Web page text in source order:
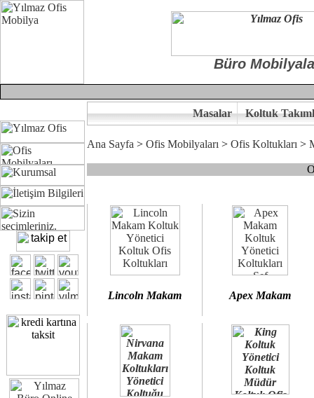
Büro
Ofisinizin dekorasyonunda ergonomi ve kaliteye önem
Çünkü sitemizde bulunan seçkin bürosit, goldsit ve modern
Size yakışan ofis koltuk tasarımına gelin birlikte karar verelim.
Kalite ve ergonomiyi arıyanların tercihi...Yılmaz Büro Mobilya
Masalar Koltuk
Ana Sayfa > Ofis Mobilyaları > Ofis Koltukları >
Lincoln Makam Apex Makam